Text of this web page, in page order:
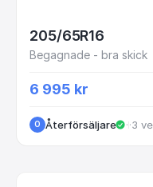
205/65R16
Begagnade - bra skick
6 995 kr
O Återförsäljare · Huskvarna
·3